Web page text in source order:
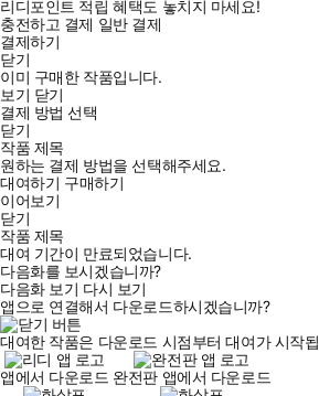
리디포인트 적립 혜택도 놓치지 마세요!
충전하고 결제 일반 결제
결제하기
닫기
이미 구매한 작품입니다.
보기 닫기
결제 방법 선택
닫기
작품 제목
원하는 결제 방법을 선택해주세요.
대여하기 구매하기
이어보기
닫기
작품 제목
대여 기간이 만료되었습니다.
다음화를 보시겠습니까?
다음화 보기 다시 보기
앱으로 연결해서 다운로드하시겠습니까?
대여한 작품은 다운로드 시점부터 대여가 시작
앱에서 다운로드 완전판 앱에서 다운로드